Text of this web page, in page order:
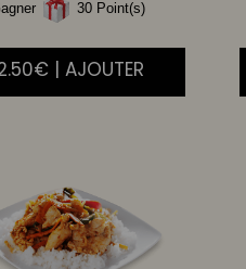
30 Point(s)
| AJOUTER